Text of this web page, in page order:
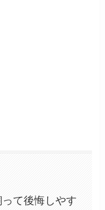
て後悔しやす